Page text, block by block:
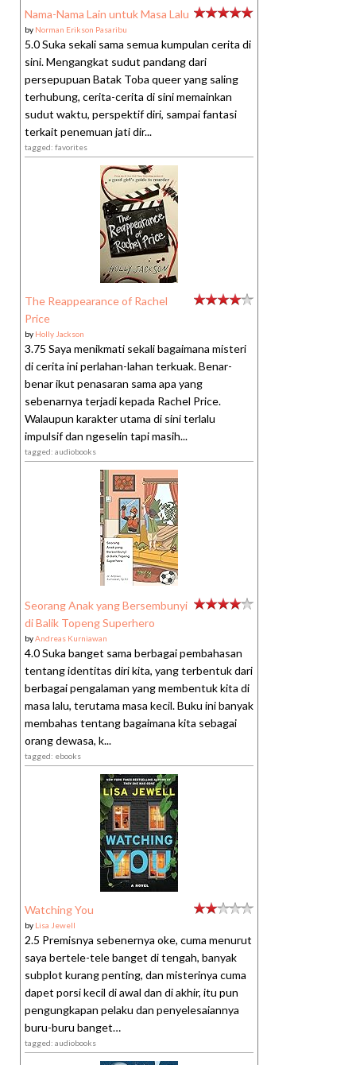
Nama-Nama Lain untuk Masa Lalu
by Norman Erikson Pasaribu
5.0 Suka sekali sama semua kumpulan cerita di
sini. Mengangkat sudut pandang dari
persepupuan Batak Toba queer yang saling
terhubung, cerita-cerita di sini memainkan
sudut waktu, perspektif diri, sampai fantasi
terkait penemuan jati dir...
tagged: favorites
The Reappearance of Rachel
Price
by Holly Jackson
3.75 Saya menikmati sekali bagaimana misteri
di cerita ini perlahan-lahan terkuak. Benar-
benar ikut penasaran sama apa yang
sebenarnya terjadi kepada Rachel Price.
Walaupun karakter utama di sini terlalu
impulsif dan ngeselin tapi masih...
tagged: audiobooks
Seorang Anak yang Bersembunyi
di Balik Topeng Superhero
byAndreas Kurniawan
4.0 Suka banget sama berbagai pembahasan
tentang identitas diri kita, yang terbentuk dari
berbagai pengalaman yang membentuk kita di
masa lalu, terutama masa kecil. Buku ini banyak
membahas tentang bagaimana kita sebagai
orang dewasa, k...
tagged: ebooks
Watching You
by Lisa Jewell
2.5 Premisnya sebenernya oke, cuma menurut
saya bertele-tele banget di tengah, banyak
subplot kurang penting, dan misterinya cuma
dapet porsi kecil di awal dan di akhir, itu pun
pengungkapan pelaku dan penyelesaiannya
buru-buru banget…
tagged: audiobooks